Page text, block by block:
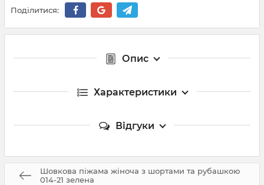
Поділитися:
Опис
Характеристики
Відгуки
Шовкова піжама жіноча з шортами та рубашкою
014-21 зелена